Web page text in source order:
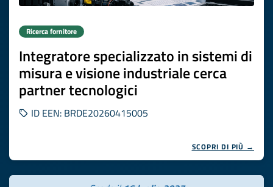
Ricerca fornitore
Integratore specializzato in sistemi di
misura e visione industriale cerca
partner tecnologici
ID EEN: BRDE20260415005
SCOPRI DI PIÙ →